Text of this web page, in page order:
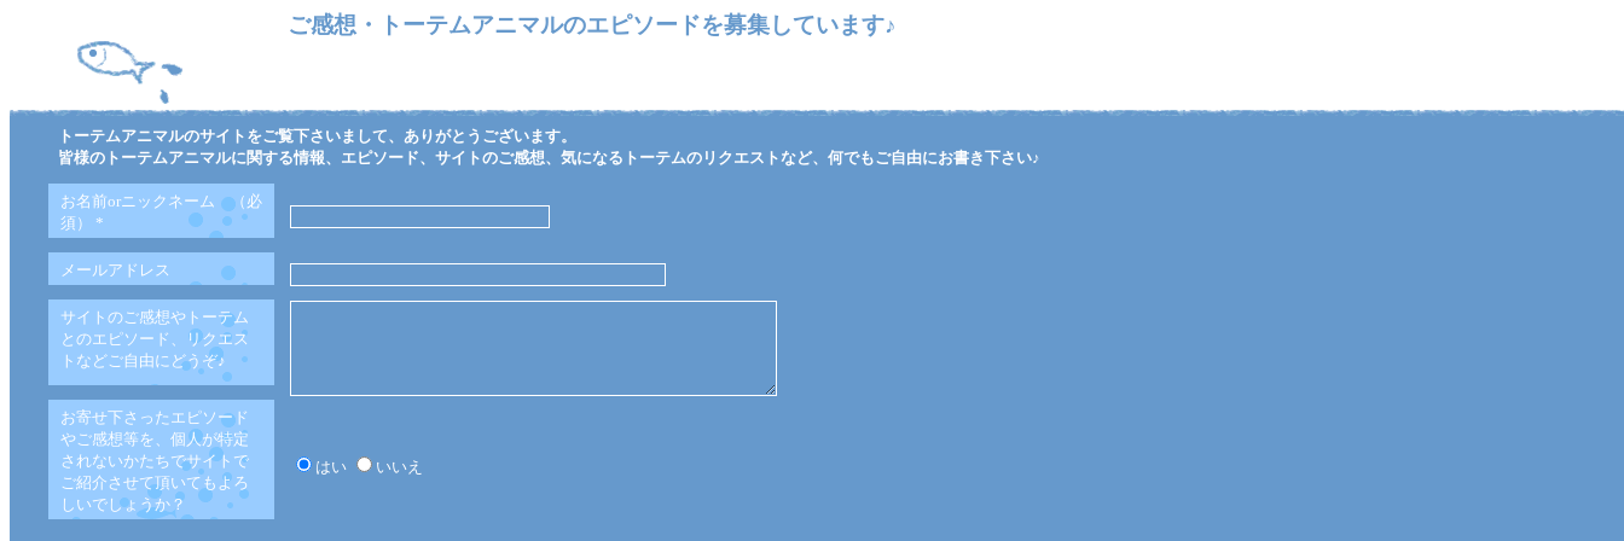
ご感想・トーテムアニマルのエピソードを募集しています♪
トーテムアニマルのサイトをご覧下さいまして、ありがとうございます。
皆様のトーテムアニマルに関する情報、エピソード、サイトのご感想、気になるトーテムのリクエストなど、何でもご自由にお書き下さい♪
お名前orニックネーム （必
須） *
メールアドレス
サイトのご感想やトーテム
とのエピソード、リクエス
トなどご自由にどうぞ♪
お寄せ下さったエピソード
やご感想等を、個人が特定
されないかたちでサイトで
ご紹介させて頂いてもよろ
しいでしょうか？
はい いいえ